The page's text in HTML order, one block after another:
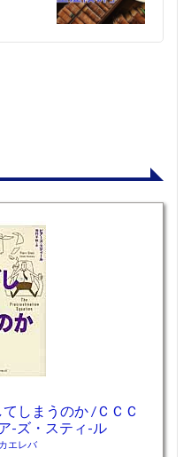
しまうのか /ＣＣＣ
-ズ・スティ-ル
カエレバ